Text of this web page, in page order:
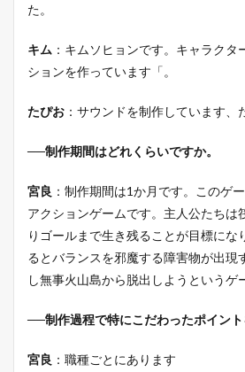
た。
キム ：キムソヒョンです。キャラクタ
ションを作っています「。
たぴお ：サウンドを制作しています、
──制作期間はどれくらいですか。
宮良 ：制作期間は1か月です。このゲ
アクションゲームです。主人公たちは
りゴールまで生き残ることが目標にな
るとバランスを邪魔する障害物が出現
し無事火山島から脱出しようというゲ
──制作過程で特にこだわったポイント
宮良 ：職種ごとにあります